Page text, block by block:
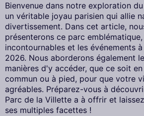
Bienvenue dans notre exploration
un véritable joyau parisien qui allie
divertissement. Dans cet article,
présenterons ce parc
incontournables et les événements
2026. Nous aborderons également
manières d'y accéder, que ce soit
commun ou à pied, pour que votre
agréables. Préparez-vous à
Parc de la Villette a à offrir et
ses multiples facettes !